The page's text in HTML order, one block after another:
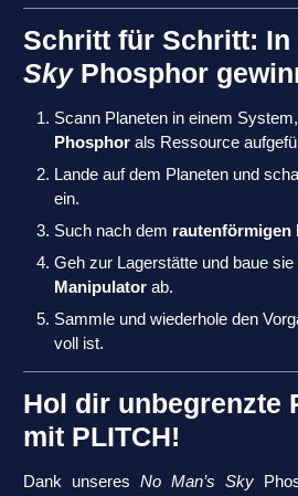
Schritt für Schritt: In
Sky Phosphor
Scann Planeten in einem
Phosphor als Ressource
Lande auf dem Planeten und
ein.
Such nach dem rautenförmigen
Geh zur Lagerstätte und baue sie
Manipulator ab.
Sammle und wiederhole den
voll ist.
Hol dir unbegrenzte
mit PLITCH!
Dank unseres No Man’s Sky